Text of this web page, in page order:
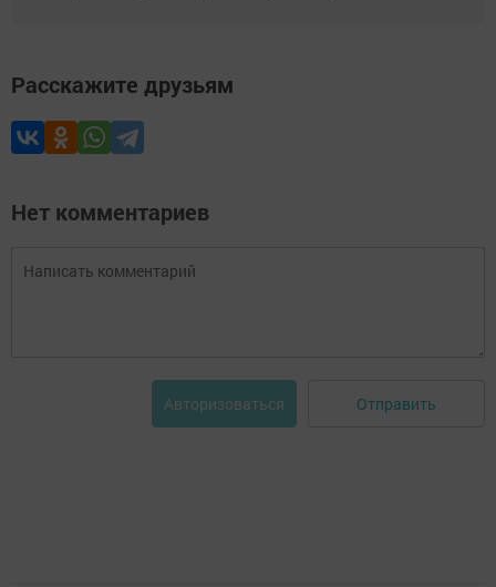
Расскажите друзьям
Нет комментариев
Авторизоваться Отправить